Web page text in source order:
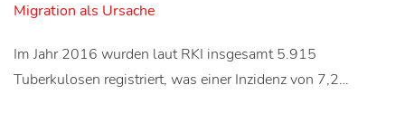
Migration als Ursache
Im Jahr 2016 wurden laut RKI insgesamt 5.915
Tuberkulosen registriert, was einer Inzidenz von 7,2…